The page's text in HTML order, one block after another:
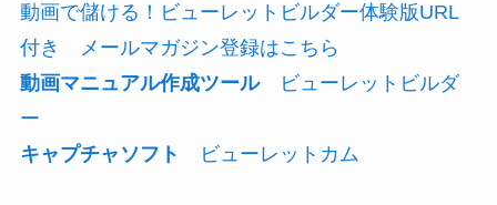
動画で儲ける！ビューレットビルダー体験版URL
付き メールマガジン登録はこちら
動画マニュアル作成ツールビューレットビルダ
ー
キャプチャソフト
ビューレットカム